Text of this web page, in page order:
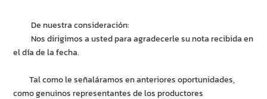
De nuestra consideración:
Nos dirigimos a usted para agradecerle su nota recibida en
el día de la fecha.
Tal como le señaláramos en anteriores oportunidades,
como genuinos representantes de los productores